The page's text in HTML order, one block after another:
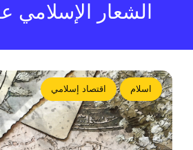
الشعار الإسلامي
اسلام اقتصاد إسلامي